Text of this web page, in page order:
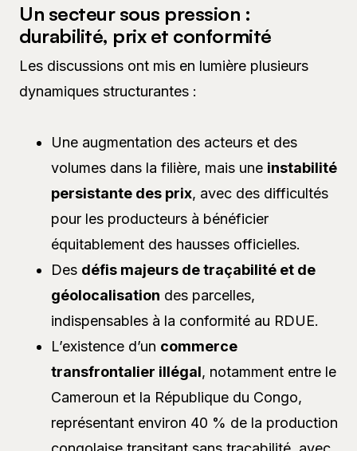
Un secteur sous pression :
durabilité, prix et conformité
Les discussions ont mis en lumière plusieurs
dynamiques structurantes :
Une augmentation des acteurs et des
volumes dans la filière, mais une instabilité
persistante des prix, avec des difficultés
pour les producteurs à bénéficier
équitablement des hausses officielles.
Des défis majeurs de traçabilité et de
géolocalisation des parcelles,
indispensables à la conformité au RDUE.
L’existence d’un commerce
transfrontalier illégal, notamment entre le
Cameroun et la République du Congo,
représentant environ 40 % de la production